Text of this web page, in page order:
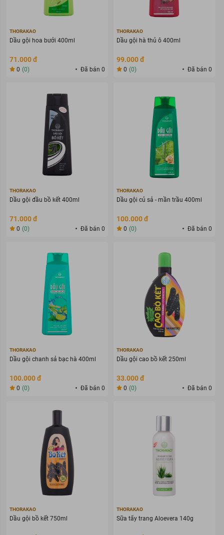
THORAKAO
Dầu gội hoa bưởi 400ml
71.000 đ
0 (0) Đã bán 0
THORAKAO
Dầu gội hà thủ ô 400ml
99.000 đ
0 (0) Đã bán 0
THORAKAO
Dầu gội đầu bồ kết 400ml
71.000 đ
0 (0) Đã bán 0
THORAKAO
Dầu gội củ sả - mần trầu 400ml
100.000 đ
0 (0) Đã bán 0
THORAKAO
Dầu gội chanh sả bạc hà 400ml
100.000 đ
0 (0) Đã bán 0
THORAKAO
Dầu gội cao bồ kết 250ml
33.000 đ
0 (0) Đã bán 0
THORAKAO
Dầu gội bồ kết 750ml
THORAKAO
Sữa tẩy trang Aloevera 140g